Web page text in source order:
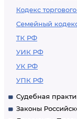
Кодекс
Семейный
ТК РФ
УИК РФ
УК РФ
УПК РФ
Судебная
Законы